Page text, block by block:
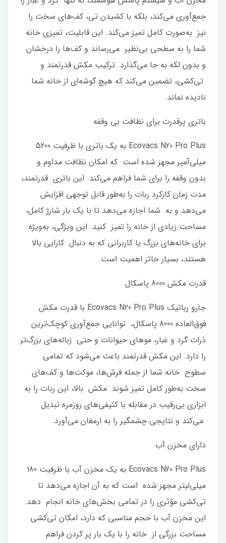
جمع‌آوری می‌کند، بلکه با کشیدن تی، کف‌های سخت را
نیز به‌صورت کامل تمیز می‌کند. این قابلیت، تمیزی خانه
شما را به سطحی بی‌نظیر می‌رساند و کف‌ها را درخشان
و بدون لکه به جا می‌گذارد. ترکیب مکش قدرتمند و
تی‌کشی، تضمین می‌کند که هیچ گوشه‌ای از خانه شما
نادیده نماند.
باتری پرقدرت برای نظافت بی وقفه
Ecovacs N20 Pro Plus به یک باتری با ظرفیت 5200
میلی‌آمپر مجهز شده است که امکان نظافت مداوم و
بدون وقفه را برای شما فراهم می‌کند. این باتری قدرتمند،
مدت زمان کارکرد ربات را به‌طور قابل توجهی افزایش
می‌دهد و به شما اجازه می‌دهد تا با یک بار شارژ کامل،
مساحت زیادی از خانه را تمیز کنید. این ویژگی، به‌ویژه
برای خانه‌های بزرگ یا کاربرانی که به دنبال کارایی بالا
هستند، بسیار حائز اهمیت است.
قدرت مکش 8000 پاسکال
جارو رباتیک Ecovacs N20 Pro Plus با قدرت مکش
فوق‌العاده 8000 پاسکال، توانایی جمع‌آوری کوچک‌ترین
ذرات گرد و غبار، موهای حیوانات و حتی زباله‌های بزرگ‌تر
را دارد. این مکش قدرتمند باعث می‌شود که تمامی
سطوح خانه شما از جمله فرش‌ها، موکت‌ها و کف‌های
سخت به‌طور کامل تمیز شوند. مکش بالا، این ربات را به
ابزاری بی‌رقیب در مقابله با کثیفی‌های روزمره تبدیل
می‌کند و نتایجی چشمگیر را به ارمغان می‌آورد.
دارای مخزن آب
Ecovacs N20 Pro Plus به یک مخزن آب با ظرفیت 180
میلی‌لیتر مجهز شده است که به آن اجازه می‌دهد تا
تی‌کشی مؤثری را در تمامی بخش‌های خانه انجام دهد.
این مخزن آب با حجم مناسبی که دارد، امکان تی‌کشی
مساحت بزرگی از خانه را با یک بار پر کردن فراهم